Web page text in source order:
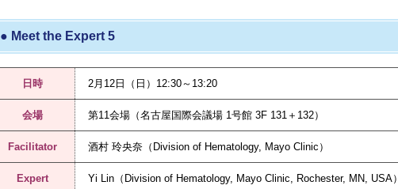
● Meet the Expert 5
日時 2月12日（日）12:30～13:20
会場 第11会場（名古屋国際会議場 1号館 3F 131＋132）
Facilitator 酒村 玲央奈（Division of Hematology, Mayo Clinic）
Expert Yi Lin（Division of Hematology, Mayo Clinic, Rochester, MN, USA）